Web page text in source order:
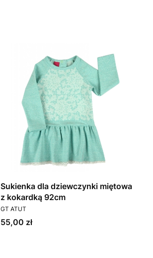
Sukienka dla dziewczynki miętowa
z kokardką 92cm
PRODUCENT
GT ATUT
Cena
55,00 zł